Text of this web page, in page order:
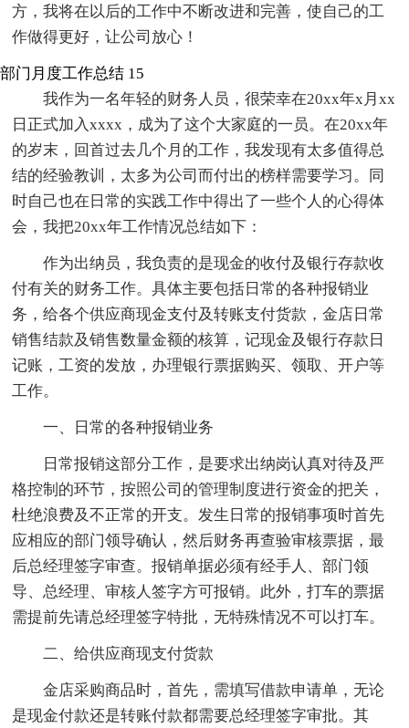
方，我将在以后的工作中不断改进和完善，使自己的工
作做得更好，让公司放心！
部门月度工作总结 15
我作为一名年轻的财务人员，很荣幸在20xx年x月xx
日正式加入xxxx，成为了这个大家庭的一员。在20xx年
的岁末，回首过去几个月的工作，我发现有太多值得总
结的经验教训，太多为公司而付出的榜样需要学习。同
时自己也在日常的实践工作中得出了一些个人的心得体
会，我把20xx年工作情况总结如下：
作为出纳员，我负责的是现金的收付及银行存款收
付有关的财务工作。具体主要包括日常的各种报销业
务，给各个供应商现金支付及转账支付货款，金店日常
销售结款及销售数量金额的核算，记现金及银行存款日
记账，工资的发放，办理银行票据购买、领取、开户等
工作。
一、日常的各种报销业务
日常报销这部分工作，是要求出纳岗认真对待及严
格控制的环节，按照公司的管理制度进行资金的把关，
杜绝浪费及不正常的开支。发生日常的报销事项时首先
应相应的部门领导确认，然后财务再查验审核票据，最
后总经理签字审查。报销单据必须有经手人、部门领
导、总经理、审核人签字方可报销。此外，打车的票据
需提前先请总经理签字特批，无特殊情况不可以打车。
二、给供应商现支付货款
金店采购商品时，首先，需填写借款申请单，无论
是现金付款还是转账付款都需要总经理签字审批。其